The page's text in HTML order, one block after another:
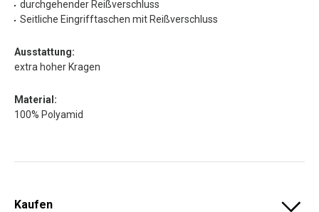
durchgehender Reißverschluss
Seitliche Eingrifftaschen mit Reißverschluss
Ausstattung:
extra hoher Kragen
Material:
100% Polyamid
Kaufen